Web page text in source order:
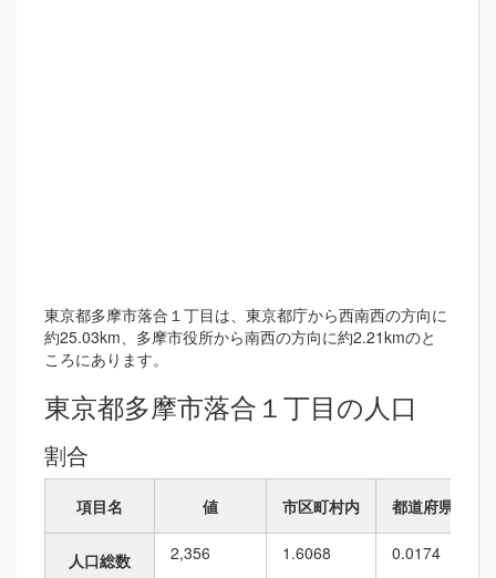
東京都多摩市落合１丁目は、東京都庁から西南西の方向に
約25.03km、多摩市役所から南西の方向に約2.21kmのと
ころにあります。
東京都多摩市落合１丁目の人口
割合
項目名 値 市区町村内 都道府県内
人口総数 2,356 1.6068 0.0174